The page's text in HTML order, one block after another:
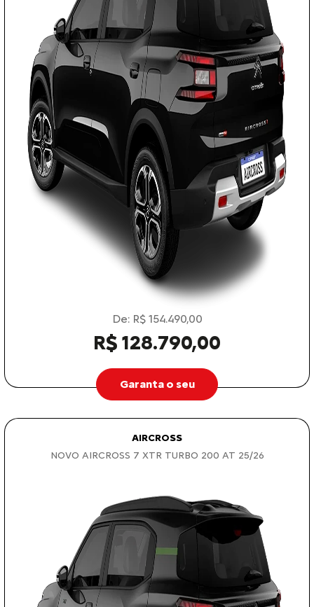
De: R$ 154.490,00
R$ 128.790,00
Garanta o seu
AIRCROSS
NOVO AIRCROSS 7 XTR TURBO 200 AT 25/26